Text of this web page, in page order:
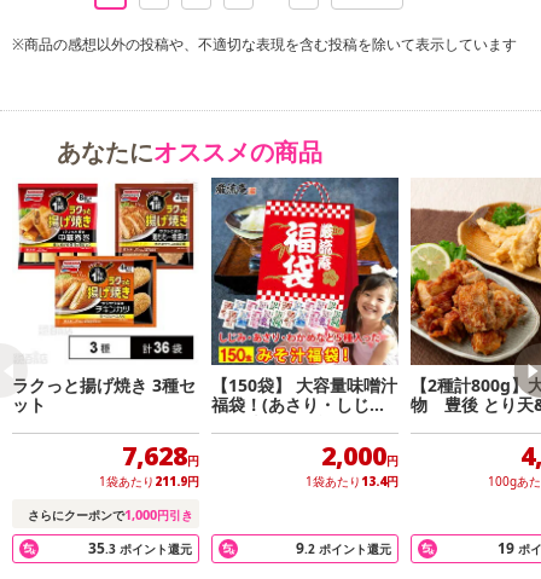
【いまどきごはん 6種具材のスンドゥブ】
【よくばりプレート チキンステーキ＆トマトパスタ】
※商品の感想以外の投稿や、不適切な表現を含む投稿を除いて表示しています
あなたにオススメの商品
ラクっと揚げ焼き 3種セ
ット
7,628円
1袋あたり 211.9円
さらにクーポンで1,000円引き
35.3 ポイント還元
【150袋】 大容量味噌汁
福袋！(あさり・しじ
そ・わかめ) いずれかラ
2,000円
1袋あたり 13.4円
9.2 ポイント還元
【2種計800g】
物 豊後 とり天
100gあ
19 ポ